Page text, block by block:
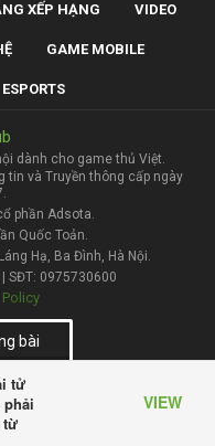
tử
từ
VIEW
XẾP HẠNG VIDEO
GAME MOBILE
ESPORTS
dành cho game thủ Việt.
tin và Truyền thông cấp ngày
phần Adsota.
Quốc Toản.
Hạ, Ba Đình, Hà Nội.
SĐT: 0975730600
Policy
bài